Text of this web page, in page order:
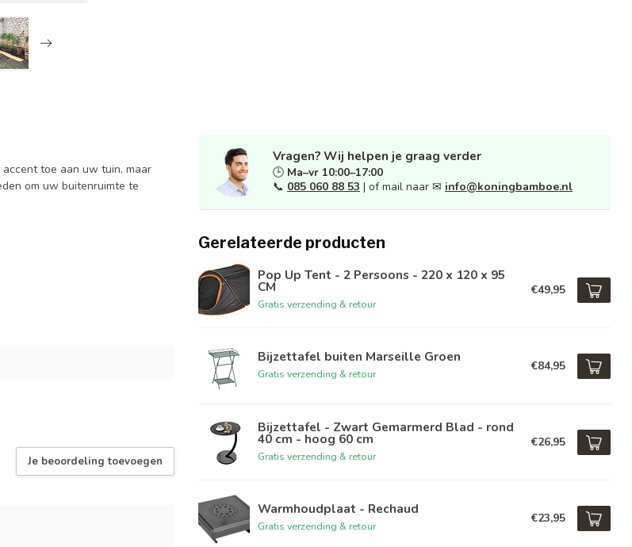
toe aan uw tuin, maar
om uw buitenruimte te
Je beoordeling toevoegen
Vragen? Wij helpen je graag verder
🕒 Ma–vr 10:00–17:00
📞 085 060 88 53 | of mail naar ✉ info@koningbamboe.nl
Gerelateerde producten
Pop Up Tent - 2 Persoons - 220 x 120 x 95
CM
Gratis verzending & retour
€49,95
Bijzettafel buiten Marseille Groen
Gratis verzending & retour
€84,95
Bijzettafel - Zwart Gemarmerd Blad - rond
40 cm - hoog 60 cm
Gratis verzending & retour
€26,95
Warmhoudplaat - Rechaud
Gratis verzending & retour
€23,95